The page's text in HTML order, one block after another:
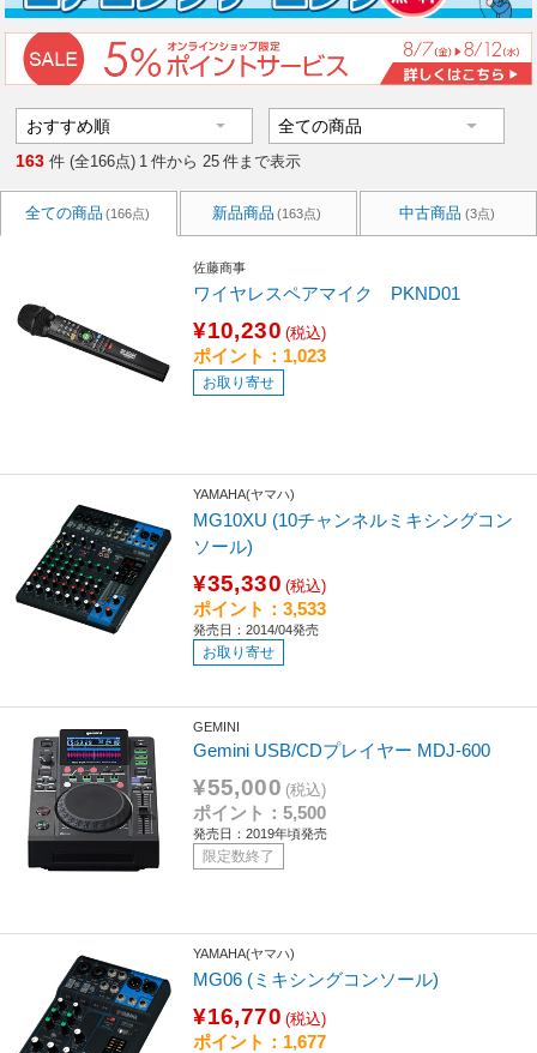
163 件 (全166点) 1 件から 25 件まで表示
全ての商品 (166点) 新品商品 (163点) 中古商品 (3点)
佐藤商事
ワイヤレスペアマイク PKND01
¥10,230 (税込)
ポイント：1,023
お取り寄せ
YAMAHA(ヤマハ)
MG10XU (10チャンネルミキシングコン
ソール)
¥35,330 (税込)
ポイント：3,533
発売日：2014/04発売
お取り寄せ
GEMINI
Gemini USB/CDプレイヤー MDJ-600
¥55,000 (税込)
ポイント：5,500
発売日：2019年頃発売
限定数終了
YAMAHA(ヤマハ)
MG06 (ミキシングコンソール)
¥16,770 (税込)
ポイント：1,677